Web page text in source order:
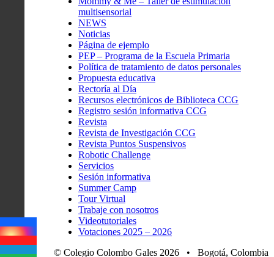
multisensorial
NEWS
Noticias
Página de ejemplo
PEP – Programa de la Escuela Primaria
Política de tratamiento de datos personales
Propuesta educativa
Rectoría al Día
Recursos electrónicos de Biblioteca CCG
Registro sesión informativa CCG
Revista
Revista de Investigación CCG
Revista Puntos Suspensivos
Robotic Challenge
Servicios
Sesión informativa
Summer Camp
Tour Virtual
Trabaje con nosotros
Videotutoriales
Votaciones 2025 – 2026
© Colegio Colombo Gales 2026 • Bogotá, Colombia